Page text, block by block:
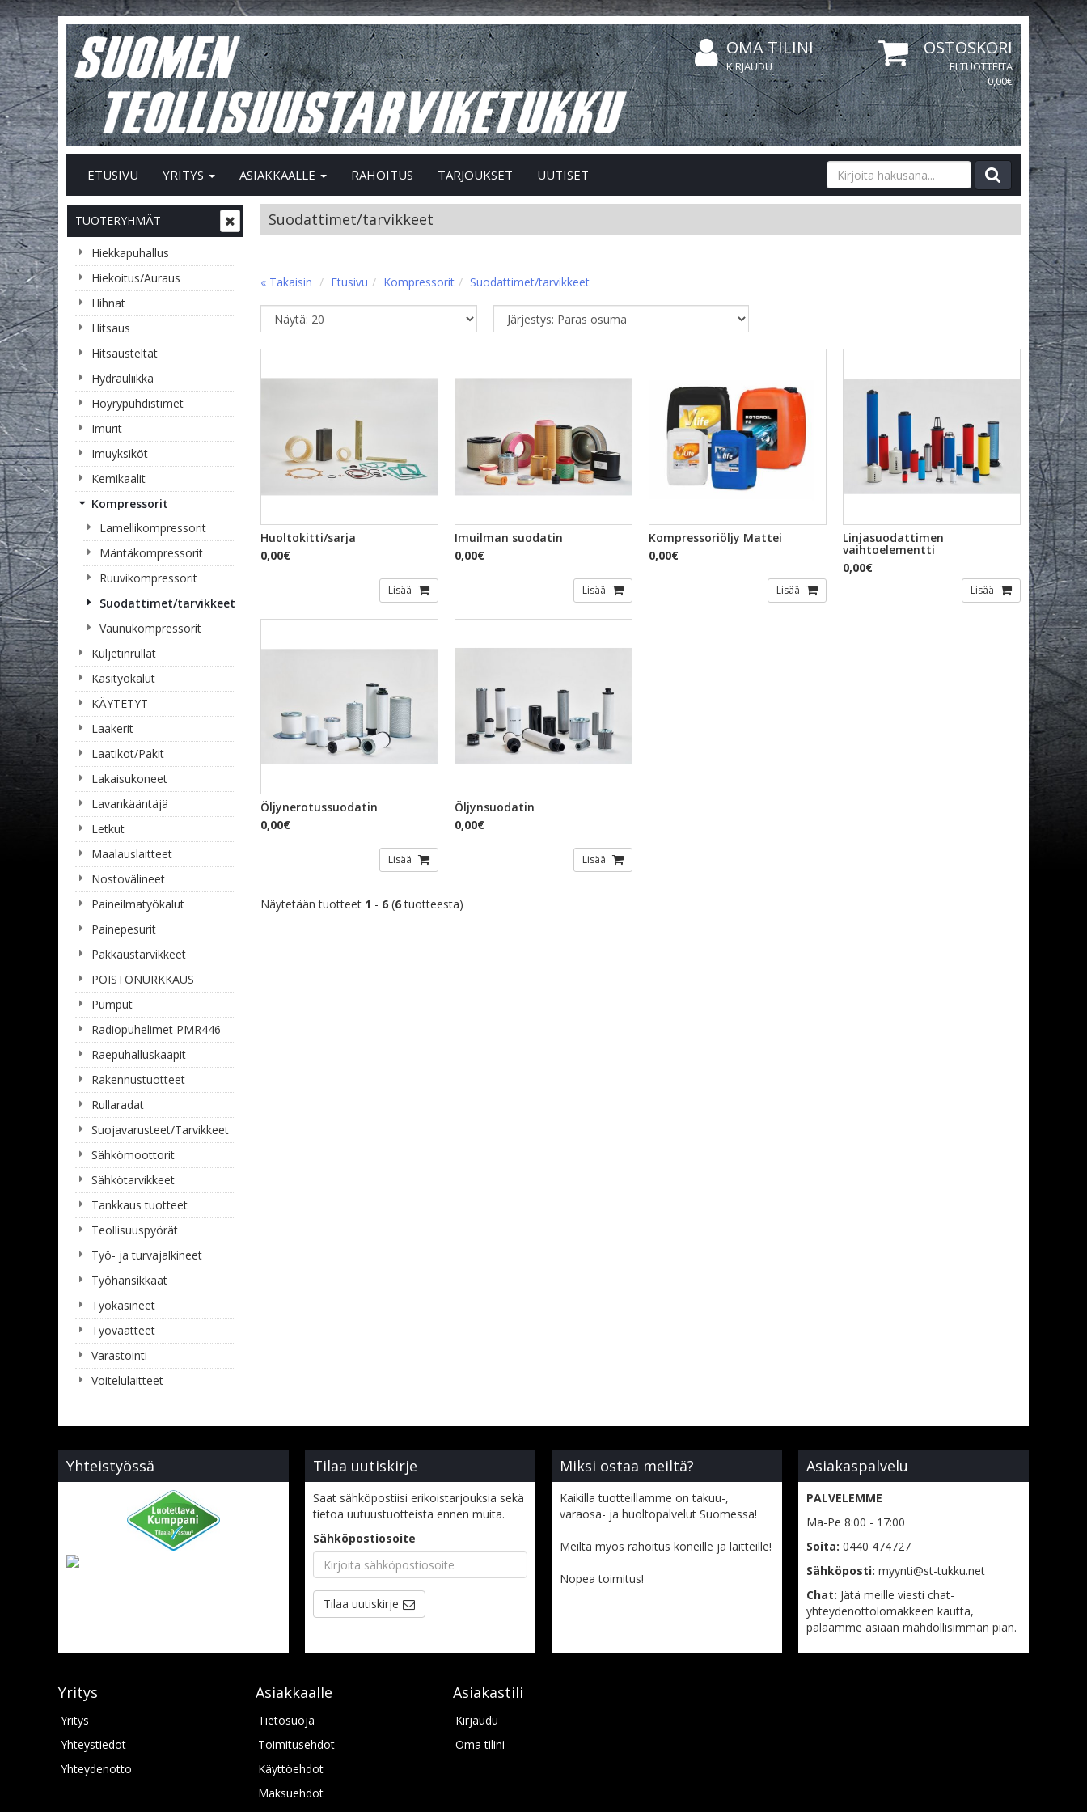
OMA TILINI
KIRJAUDU
OSTOSKORI
EI TUOTTEITA
0,00€
ETUSIVU YRITYS ASIAKKAALLE RAHOITUS TARJOUKSET UUTISET
TUOTERYHMÄT
Hiekkapuhallus
Hiekoitus/Auraus
Hihnat
Hitsaus
Hitsausteltat
Hydrauliikka
Höyrypuhdistimet
Imurit
Imuyksiköt
Kemikaalit
Kompressorit
Lamellikompressorit
Mäntäkompressorit
Ruuvikompressorit
Suodattimet/tarvikkeet
Vaunukompressorit
Kuljetinrullat
Käsityökalut
KÄYTETYT
Laakerit
Laatikot/Pakit
Lakaisukoneet
Lavankääntäjä
Letkut
Maalauslaitteet
Nostovälineet
Paineilmatyökalut
Painepesurit
Pakkaustarvikkeet
POISTONURKKAUS
Pumput
Radiopuhelimet PMR446
Raepuhalluskaapit
Rakennustuotteet
Rullaradat
Suojavarusteet/Tarvikkeet
Sähkömoottorit
Sähkötarvikkeet
Tankkaus tuotteet
Teollisuuspyörät
Työ- ja turvajalkineet
Työhansikkaat
Työkäsineet
Työvaatteet
Varastointi
Voitelulaitteet
Suodattimet/tarvikkeet
« Takaisin Etusivu Kompressorit Suodattimet/tarvikkeet
PIKAKATSELU
Huoltokitti/sarja
0,00€
Lisää
PIKAKATSELU
Imuilman suodatin
0,00€
Lisää
PIKAKATSELU
Kompressoriöljy Mattei
0,00€
Lisää
PIKAKATSELU
Linjasuodattimen
vaihtoelementti
0,00€
Lisää
PIKAKATSELU
Öljynerotussuodatin
0,00€
Lisää
PIKAKATSELU
Öljynsuodatin
0,00€
Lisää
Näytetään tuotteet 1 - 6 (6tuotteesta)
Yhteistyössä Tilaa uutiskirje
Saat sähköpostiisi erikoistarjouksia sekä
tietoa uutuustuotteista ennen muita.
Sähköpostiosoite
Tilaa uutiskirje
Miksi ostaa meiltä?
Kaikilla tuotteillamme on takuu-,
varaosa- ja huoltopalvelut Suomessa!
Meiltä myös rahoitus koneille ja laitteille!
Nopea toimitus!
Asiakaspalvelu
PALVELEMME
Ma-Pe 8:00 - 17:00
Soita: 0440 474727
Sähköposti: myynti@st-tukku.net
Chat: Jätä meille viesti chat-
yhteydenottolomakkeen kautta,
palaamme asiaan mahdollisimman pian.
Yritys
Yritys
Yhteystiedot
Yhteydenotto
Asiakkaalle
Tietosuoja
Toimitusehdot
Käyttöehdot
Maksuehdot
Asiakastili
Kirjaudu
Oma tilini